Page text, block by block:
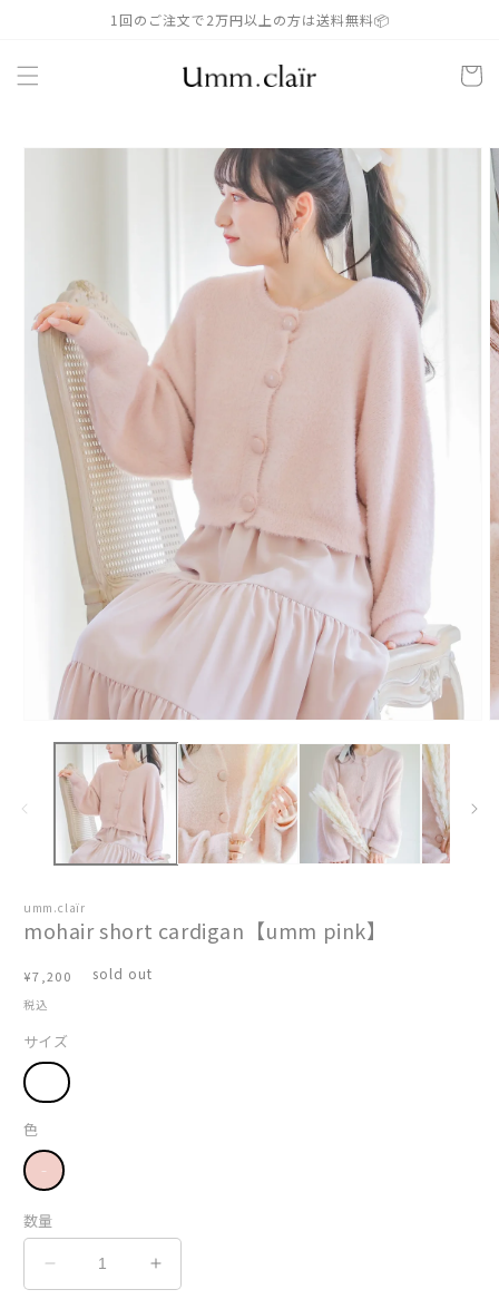
1回のご注文で2万円以上の方は送料無料📦
ー
商品情
umm.claïr
mohair short cardigan【umm pink】
通
常
格
¥7,200 sold out
税込
サイズ
色
数量
mohair
short
mohair
short